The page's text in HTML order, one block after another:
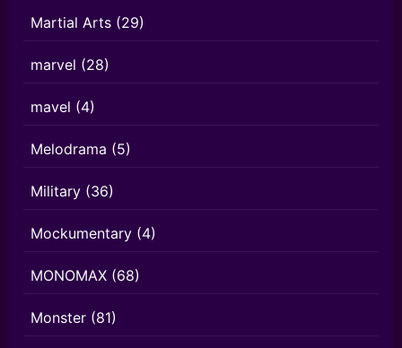
Martial Arts (29)
marvel (28)
mavel (4)
Melodrama (5)
Military (36)
Mockumentary (4)
MONOMAX (68)
Monster (81)